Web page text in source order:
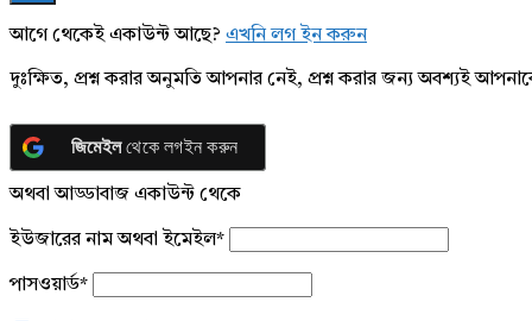
আগে থেকেই একাউন্ট আছে? এখনি লগ ইন করুন
দুঃক্ষিত, প্রশ্ন করার অনুমতি আপনার নেই, প্রশ্ন করার জন্য অবশ্যই
জিমেইলথেকে লগইন করুন
অথবা আড্ডাবাজ একাউন্ট থেকে
ইউজারের নাম অথবা ইমেইল*
পাসওয়ার্ড*